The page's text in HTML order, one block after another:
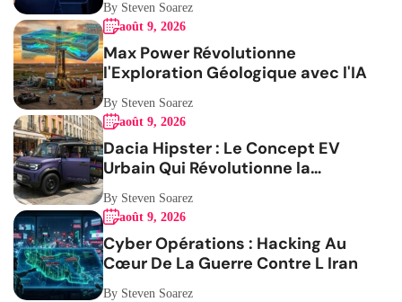
By Steven Soarez
août 9, 2026
Max Power Révolutionne
l'Exploration Géologique avec l'IA
By Steven Soarez
août 9, 2026
Dacia Hipster : Le Concept EV
Urbain Qui Révolutionne la
Mobilité
By Steven Soarez
août 9, 2026
Cyber Opérations : Hacking Au
Cœur De La Guerre Contre L Iran
By Steven Soarez